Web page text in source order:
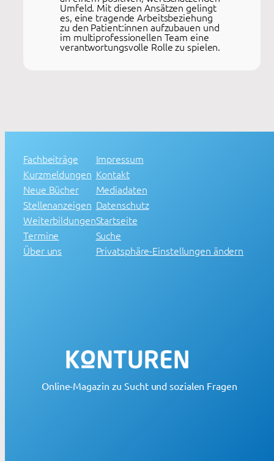
Umfeld. Mit diesen Ansätzen gelingt
es, eine tragende Arbeitsbeziehung
zu den Patient:innen aufzubauen und
im multiprofessionellen Team eine
verantwortungsvolle Rolle zu spielen.
Fachbeiträge
Kurzmeldungen
Neue Bücher
Stellenanzeigen
Weiterbildungen
Termine
Über uns
Impressum
Kontakt
Mediadaten
Datenschutz
Startseite
Suche
Privatsphäre-Einstellungen ändern
Online-Magazin zu Sucht und sozialen Fragen